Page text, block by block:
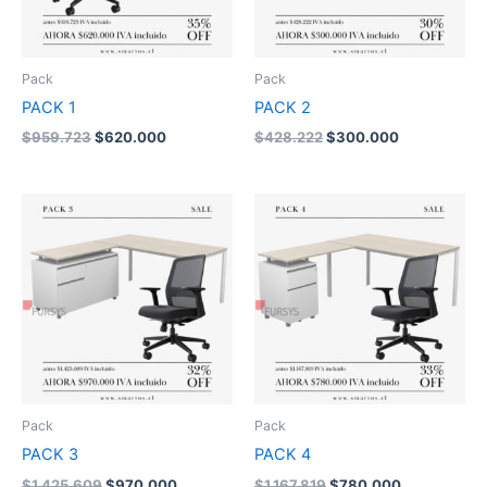
Pack
PACK 1
$959.723$620.000
Pack
PACK 2
$428.222$300.000
Pack
PACK 3
precio
original
era:
$1.425.609.
precio
actual
es:
$970.000.
Pack
PACK 4
precio
original
era:
$1.167.819.
precio
actual
es:
$780.000.